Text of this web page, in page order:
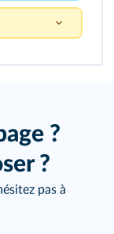
!
?
?
pas à